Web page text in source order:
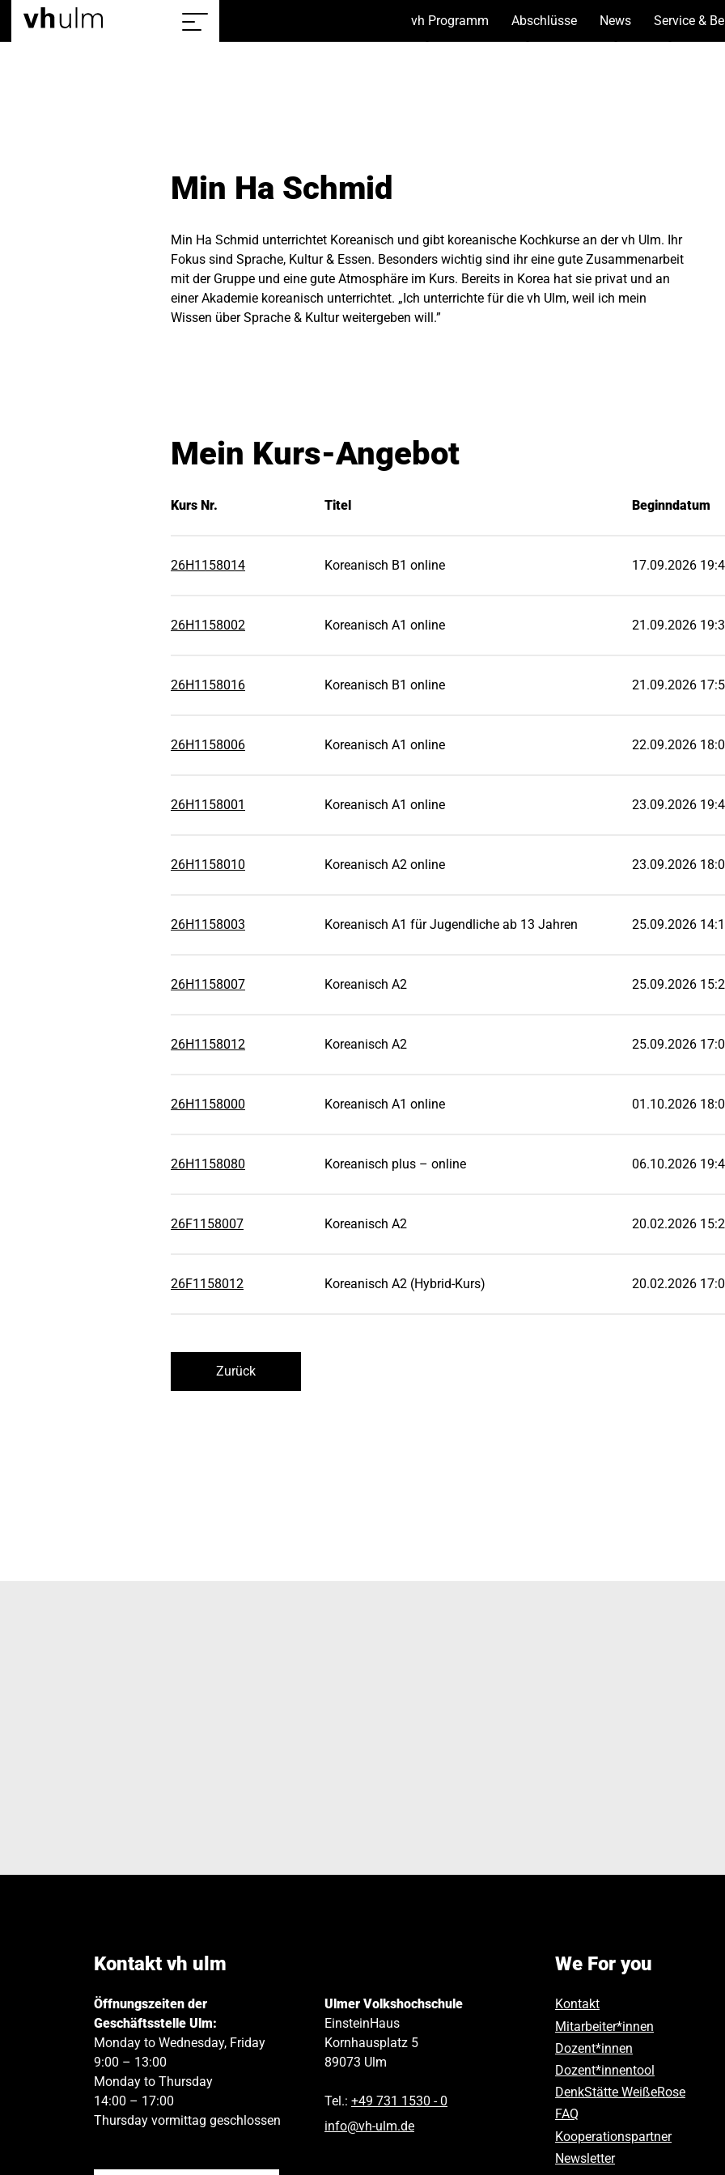
Show/hide
vh Programm (ShowAbschlüsse(ShowNews(ShowService &
Min Ha Schmid
Min Ha Schmid unterrichtet Koreanisch und gibt koreanische Kochkurse an der vh Ulm. Ihr
Fokus sind Sprache, Kultur & Essen. Besonders wichtig sind ihr eine gute Zusammenarbeit
mit der Gruppe und eine gute Atmosphäre im Kurs. Bereits in Korea hat sie privat und an
einer Akademie koreanisch unterrichtet. „Ich unterrichte für die vh Ulm, weil ich mein
Wissen über Sprache & Kultur weitergeben will.”
Mein Kurs-Angebot
Kurs Nr. Titel Beginndatum
26H1158014 Koreanisch B1 online 17.09.2026
26H1158002 Koreanisch A1 online 21.09.2026
26H1158016 Koreanisch B1 online 21.09.2026
26H1158006 Koreanisch A1 online 22.09.2026
26H1158001 Koreanisch A1 online 23.09.2026
26H1158010 Koreanisch A2 online 23.09.2026
26H1158003 Koreanisch A1 für Jugendliche ab 13 Jahren 25.09.2026
26H1158007 Koreanisch A2 25.09.2026
26H1158012 Koreanisch A2 25.09.2026
26H1158000 Koreanisch A1 online 01.10.2026
26H1158080 Koreanisch plus – online 06.10.2026
26F1158007 Koreanisch A2 20.02.2026
26F1158012 Koreanisch A2 (Hybrid-Kurs) 20.02.2026
Zurück
Kontakt vh ulm
Öffnungszeiten der
Geschäftsstelle Ulm:
Monday to Wednesday, Friday
9:00 – 13:00
Monday to Thursday
14:00 – 17:00
Thursday vormittag geschlossen
Ulmer Volkshochschule
EinsteinHaus
Kornhausplatz 5
89073 Ulm
Tel.: +49 731 1530 ‑ 0
info@vh-ulm.de
We For you
Kontakt
Mitarbeiter*innen
Dozent*innen
Dozent*innentool
DenkStätte WeißeRose
FAQ
Kooperationspartner
Newsletter